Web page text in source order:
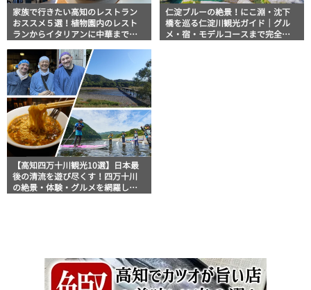
家族で行きたい高知のレストラン
おススメ５選！植物園内のレスト
ランからイタリアンに中華まで楽
仁淀ブルーの絶景！にこ淵・沈下
橋を巡る仁淀川観光ガイド｜グル
メ・宿・モデルコースまで完全網
【高知四万十川観光10選】日本最
後の清流を遊び尽くす！四万十川
の絶景・体験・グルメを網羅した